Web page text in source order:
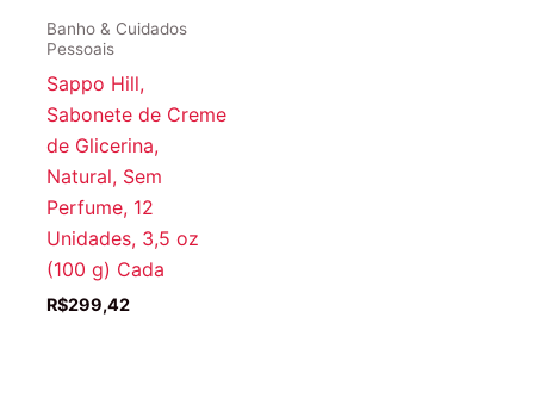
Banho & Cuidados
Pessoais
Sappo Hill,
Sabonete de Creme
de Glicerina,
Natural, Sem
Perfume, 12
Unidades, 3,5 oz
(100 g) Cada
R$299,42